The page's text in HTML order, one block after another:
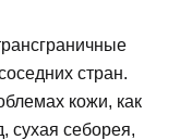
стран.
кожи, как
сухая себорея,